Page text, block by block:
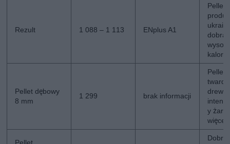
Rezult 1 088 – 1 113 ENplus A1
Pellet
dobra
Pellet dębowy
8 mm
1 299 brak informacji
Pellet
y żar,
więcej
Dobra